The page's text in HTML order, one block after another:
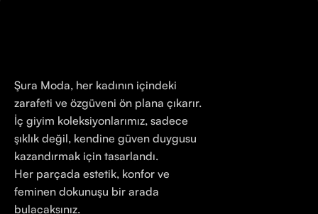
Şura Moda, her kadının içindeki
zarafeti ve özgüveni ön plana çıkarır.
İç giyim koleksiyonlarımız, sadece
şıklık değil, kendine güven duygusu
kazandırmak için tasarlandı.
Her parçada estetik, konfor ve
feminen dokunuşu bir arada
bulacaksınız.